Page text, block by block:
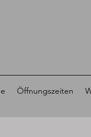
Öffnungszeiten